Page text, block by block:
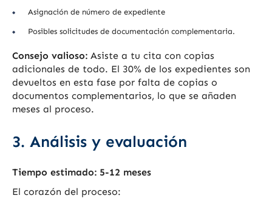
Asignación de número de expediente
Posibles solicitudes de documentación complementaria.
Consejo valioso: Asiste a tu cita con copias
adicionales de todo. El 30% de los expedientes son
devueltos en esta fase por falta de copias o
documentos complementarios, lo que se añaden
meses al proceso.
3. Análisis y evaluación
Tiempo estimado: 5-12 meses
El corazón del proceso: